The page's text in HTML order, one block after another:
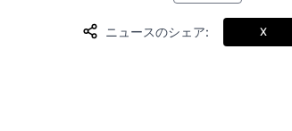
ニュースのシェア: X